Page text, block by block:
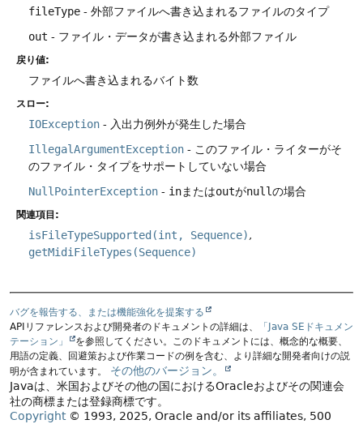
fileType - 外部ファイルへ書き込まれるファイルのタイプ
out - ファイル・データが書き込まれる外部ファイル
戻り値:
ファイルへ書き込まれるバイト数
スロー:
IOException - 入出力例外が発生した場合
IllegalArgumentException - このファイル・ライターがそ
のファイル・タイプをサポートしていない場合
NullPointerException - inまたはoutがnullの場合
関連項目:
isFileTypeSupported(int, Sequence)
getMidiFileTypes(Sequence)
バグを報告する、または機能強化を提案する
APIリファレンスおよび開発者のドキュメントの詳細は、
「Java SEドキュメン
テーション」
を参照してください。このドキュメントには、概念的な概要、
用語の定義、回避策および作業コードの例を含む、より詳細な開発者向けの説
明が含まれています。
その他のバージョン。
Javaは、米国およびその他の国におけるOracleおよびその関連会
社の商標または登録商標です。
Copyright© 1993, 2025, Oracle and/or its affiliates, 500